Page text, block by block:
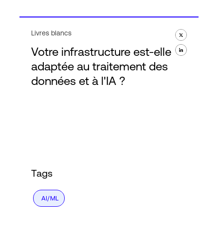
A propos de nous
Livres blancs
Votre infrastructure est-elle
adaptée au traitement des
données et à l'IA ?
Tags
AI/ML